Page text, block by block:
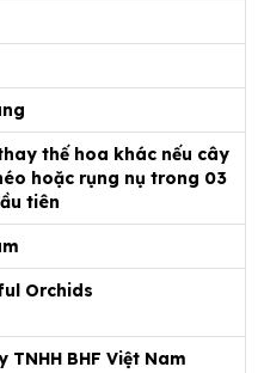
thế hoa khác nếu cây
hoặc rụng nụ trong 03
tiên
Orchids
TNHH BHF Việt Nam